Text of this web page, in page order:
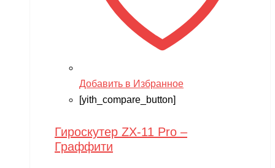
Добавить в Избранное
[yith_compare_button]
Гироскутер ZX-11 Pro –
Граффити